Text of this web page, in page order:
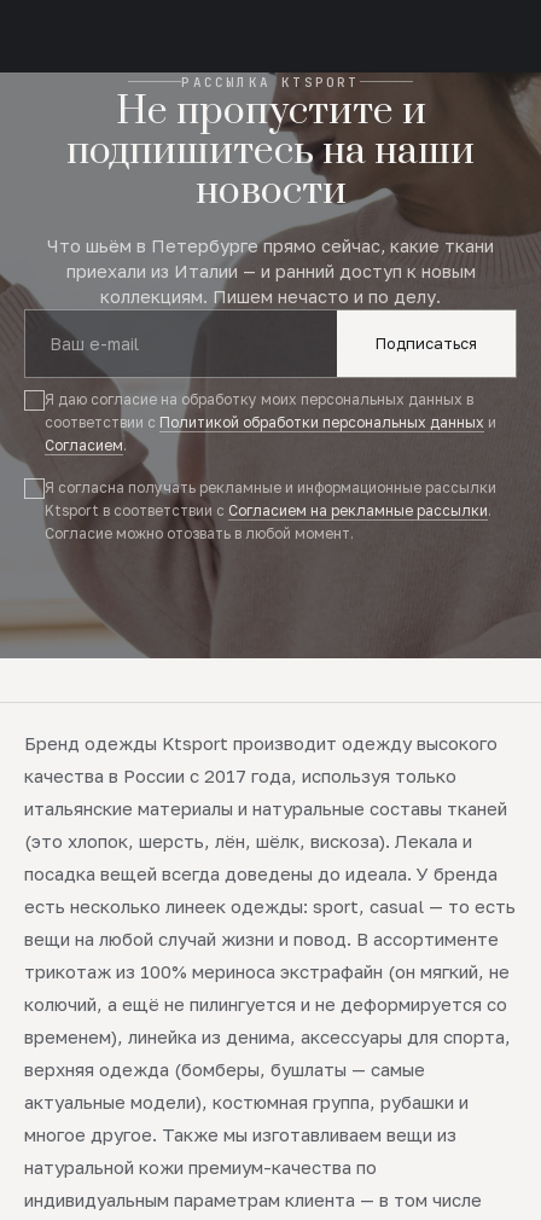
РАССЫЛКА KTSPORT
Не пропустите и
подпишитесь на наши
новости
Что шьём в Петербурге прямо сейчас, какие ткани
приехали из Италии — и ранний доступ к новым
коллекциям. Пишем нечасто и по делу.
Подписаться
Я даю согласие на обработку моих персональных данных в
соответствии с Политикой обработки персональных данных и
Согласием.
Я согласна получать рекламные и информационные рассылки
Ktsport в соответствии с Согласием на рекламные рассылки.
Согласие можно отозвать в любой момент.
Бренд одежды Ktsport производит одежду высокого
качества в России с 2017 года, используя только
итальянские материалы и натуральные составы тканей
(это хлопок, шерсть, лён, шёлк, вискоза). Лекала и
посадка вещей всегда доведены до идеала. У бренда
есть несколько линеек одежды: sport, casual — то есть
вещи на любой случай жизни и повод. В ассортименте
трикотаж из 100% мериноса экстрафайн (он мягкий, не
колючий, а ещё не пилингуется и не деформируется со
временем), линейка из денима, аксессуары для спорта,
верхняя одежда (бомберы, бушлаты — самые
актуальные модели), костюмная группа, рубашки и
многое другое. Также мы изготавливаем вещи из
натуральной кожи премиум-качества по
индивидуальным параметрам клиента — в том числе